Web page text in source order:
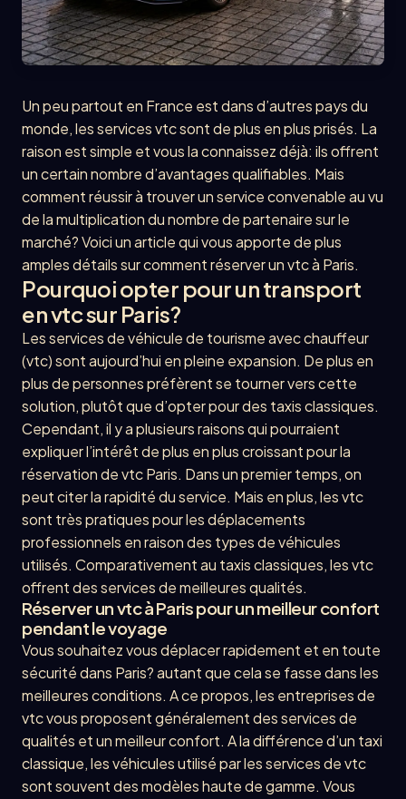
Un peu partout en France est dans d’autres pays du
monde, les services vtc sont de plus en plus prisés. La
raison est simple et vous la connaissez déjà: ils offrent
un certain nombre d’avantages qualifiables. Mais
comment réussir à trouver un service convenable au vu
de la multiplication du nombre de partenaire sur le
marché? Voici un article qui vous apporte de plus
amples détails sur comment réserver un vtc à Paris.
Pourquoi opter pour un transport
en vtc sur Paris?
Les services de véhicule de tourisme avec chauffeur
(vtc) sont aujourd’hui en pleine expansion. De plus en
plus de personnes préfèrent se tourner vers cette
solution, plutôt que d’opter pour des taxis classiques.
Cependant, il y a plusieurs raisons qui pourraient
expliquer l’intérêt de plus en plus croissant pour la
réservation de vtc Paris. Dans un premier temps, on
peut citer la rapidité du service. Mais en plus, les vtc
sont très pratiques pour les déplacements
professionnels en raison des types de véhicules
utilisés. Comparativement au taxis classiques, les vtc
offrent des services de meilleures qualités.
Réserver un vtc à Paris pour un meilleur confort
pendant le voyage
Vous souhaitez vous déplacer rapidement et en toute
sécurité dans Paris? autant que cela se fasse dans les
meilleures conditions. A ce propos, les entreprises de
vtc vous proposent généralement des services de
qualités et un meilleur confort. A la différence d’un taxi
classique, les véhicules utilisé par les services de vtc
sont souvent des modèles haute de gamme. Vous